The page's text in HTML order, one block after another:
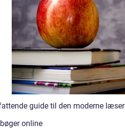
guide til den moderne læser
online